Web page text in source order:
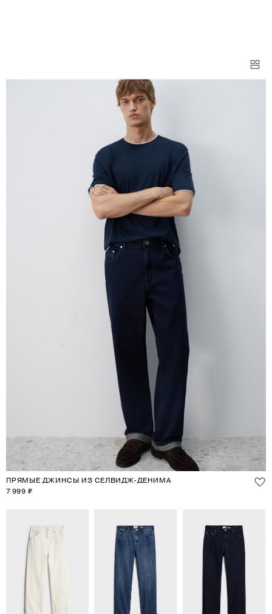
ДЖИНСЫ ПРЯМЫЕ
ПРЯМЫЕ ДЖИНСЫ ИЗ СЕЛВИДЖ-ДЕНИМА
7 999 ₽